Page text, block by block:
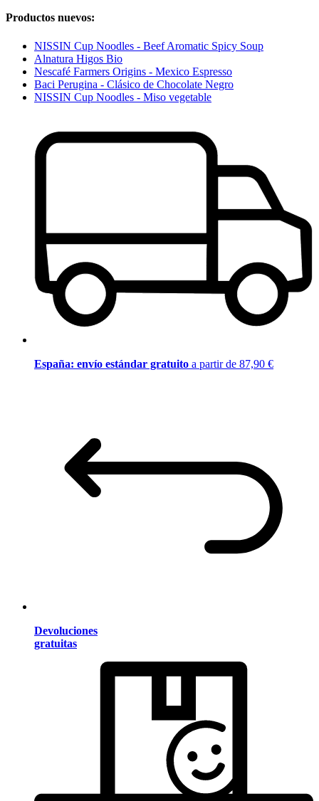
Productos nuevos:
NISSIN Cup Noodles - Beef Aromatic Spicy Soup
Alnatura Higos Bio
Nescafé Farmers Origins - Mexico Espresso
Baci Perugina - Clásico de Chocolate Negro
NISSIN Cup Noodles - Miso vegetable
España: envío estándar gratuito a partir de 87,90 €
Devoluciones
gratuitas